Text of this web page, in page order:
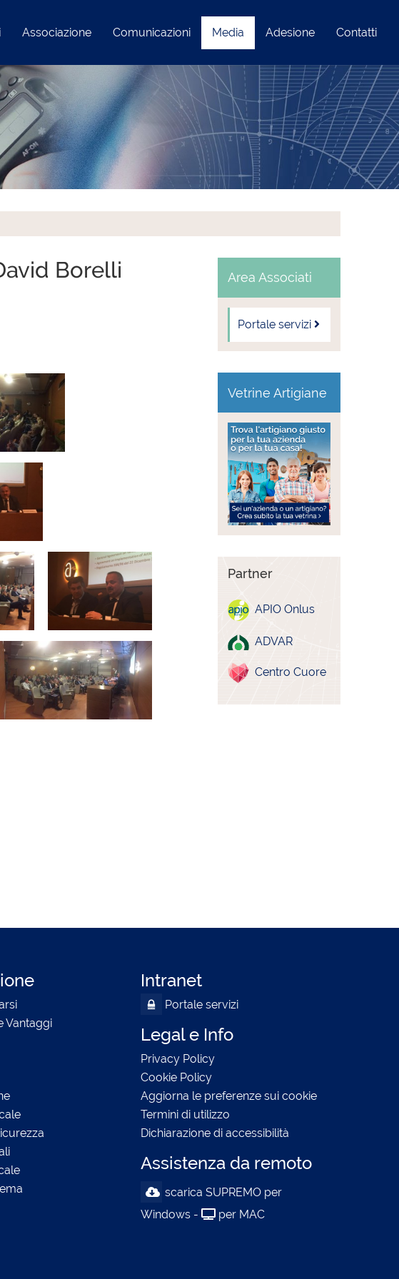
Associazione Comunicazioni Media Adesione Contatti
Borelli Area Associati
Portale servizi
Vetrine Artigiane
Partner
APIO Onlus
ADVAR
Centro Cuore
Vantaggi
Intranet
Portale servizi
Legal e Info
Privacy Policy
Cookie Policy
Aggiorna le preferenze sui cookie
Termini di utilizzo
Dichiarazione di accessibilità
Assistenza da remoto
scarica SUPREMO per
Windows -
per MAC